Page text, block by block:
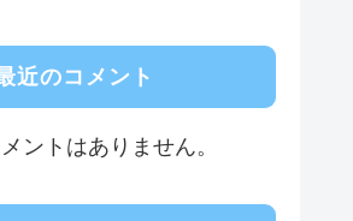
近のコメント
ントはありません。